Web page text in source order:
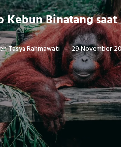
Kebun Binatang
Tasya Rahmawati 29 November